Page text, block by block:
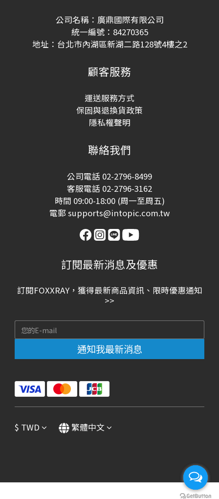
立即購買
公司名稱：廣鼎國際有限公司
統一編號：84270365
地址：台北市內湖區新湖二路128號4樓之2
顧客服務
運送服務方式
保固與退換貨政策
隱私權聲明
聯絡我們
公司電話 02-2796-8499
客服電話 02-2796-3162
時間 09:00-18:00 (周一至周五)
電郵 supports@intopic.com.tw
訂閱最新消息及優惠
訂閱FOXXRAY，獲得最新商品資訊、限時優惠通知
>>
通知我最新消息
$ TWD 繁體中文